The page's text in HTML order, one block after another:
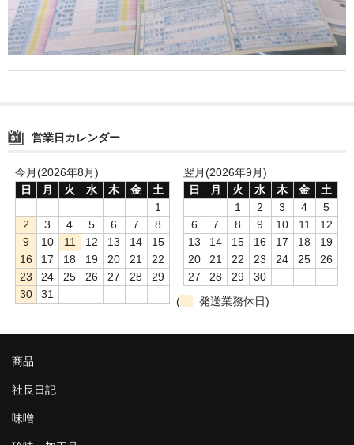
営業日カレンダー
今月(2026年8月)
日
月 火 水 木 金
土
1
2
3 4 5 6 7
8
9
10 11 12 13 14
15
16
17 18 19 20 21
22
23
24 25 26 27 28
29
30
31
翌月(2026年9月)
日
月 火 水 木 金
土
1
2 3 4
5
6
7 8 9 10 11
12
13
14 15 16 17 18
19
20
21 22 23 24 25
26
27
28 29
30
(
発送業務休日)
商品
社長日記
味噌